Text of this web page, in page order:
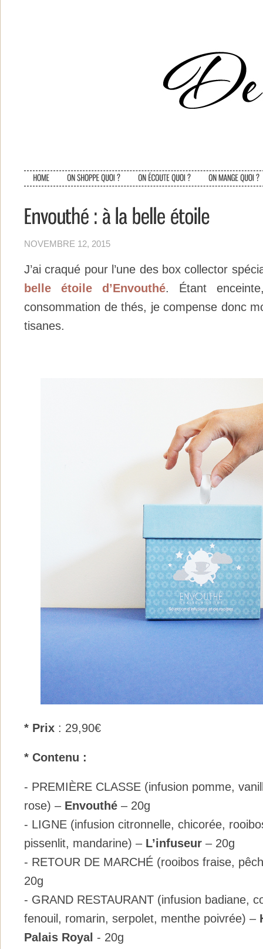
NOVEMBRE 12, 2015
J’ai craqué pour l’une des box collector
belle étoile d’Envouthé. Étant
consommation de thés, je compense donc
tisanes.
* Prix : 29,90€
* Contenu :
- PREMIÈRE CLASSE (infusion pomme,
rose) – Envouthé – 20g
- LIGNE (infusion citronnelle, chicorée,
pissenlit, mandarine) – L’infuseur – 20g
- RETOUR DE MARCHÉ (rooibos fraise,
20g
- GRAND RESTAURANT (infusion badiane,
fenouil, romarin, serpolet, menthe poivrée) –
Palais Royal - 20g